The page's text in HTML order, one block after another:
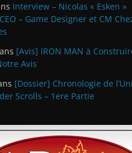
Interview – Nicolas « Esken »
– Game Designer et CM
[Avis] IRON MAN à
Avis
[Dossier] Chronologie de
Scrolls – 1ere Partie